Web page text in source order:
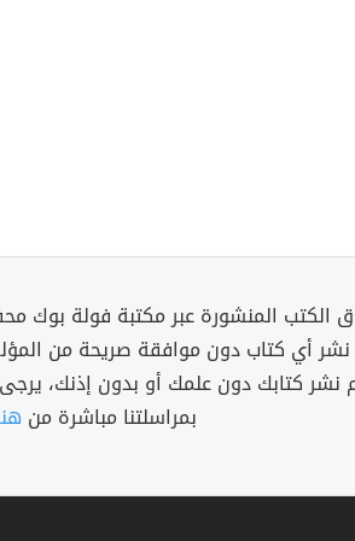
الكتب المنشورة عبر مكتبة فولة بوك
نشر أي كتاب دون موافقة صريحة من
نشر كتابك دون علمك أو بدون إذنك،
بمراسلتنا مباشرة من